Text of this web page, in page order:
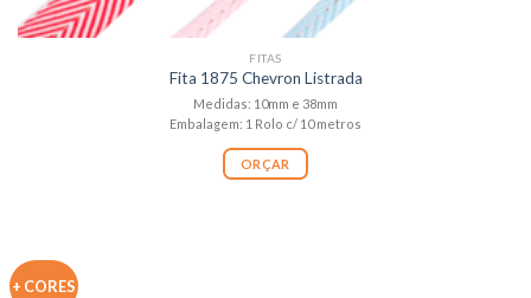
FITAS
Fita 1875 Chevron Listrada
Medidas: 10mm e 38mm
Embalagem: 1 Rolo c/ 10 metros
ORÇAR
+ CORES